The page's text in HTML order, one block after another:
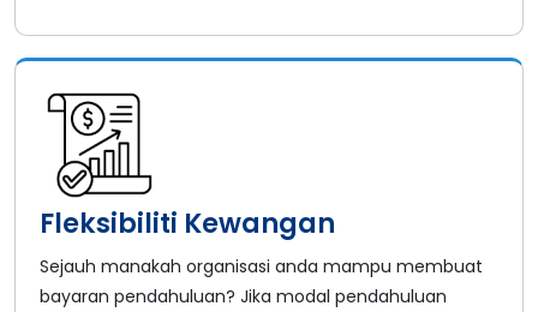
Fleksibiliti Kewangan
Sejauh manakah organisasi anda mampu membuat
bayaran pendahuluan? Jika modal pendahuluan